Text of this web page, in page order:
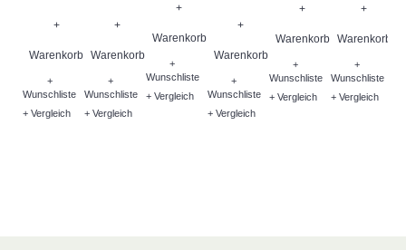
+
Warenkorb
+
Wunschliste
+ Vergleich
+
Warenkorb
+
Wunschliste
+ Vergleich
+
Warenkorb
+
Wunschliste
+ Vergleich
+
Warenkorb
+
Wunschliste
+ Vergleich
+
Warenkorb
+
Wunschliste
+ Vergleich
+
Warenkorb
+
Wunschliste
+ Vergleich